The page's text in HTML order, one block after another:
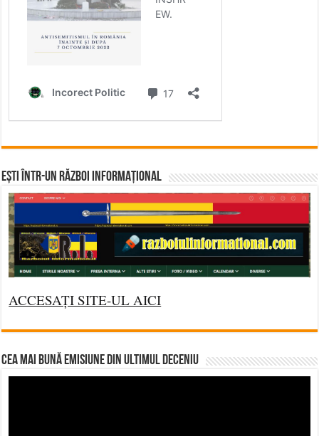
Ești într-un RĂZBOI INFORMAȚIONAL
ACCESAȚI SITE-UL AICI
CEA MAI BUNĂ EMISIUNE DIN ULTIMUL DECENIU